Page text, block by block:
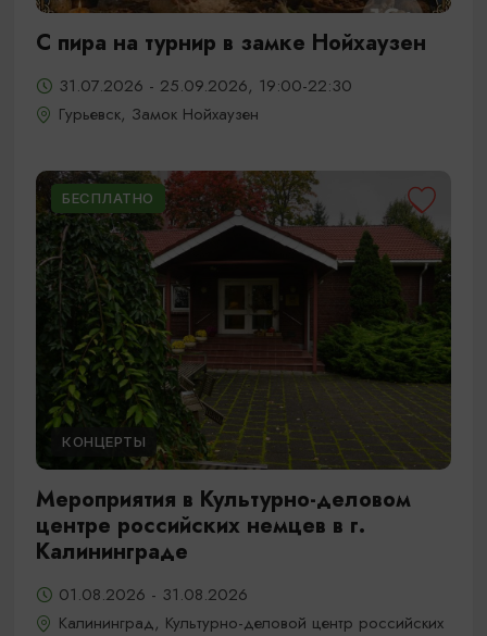
С пира на турнир в замке Нойхаузен
31.07.2026 - 25.09.2026, 19:00-22:30
Гурьевск, Замок Нойхаузен
БЕСПЛАТНО
КОНЦЕРТЫ
Мероприятия в Культурно-деловом
центре российских немцев в г.
Калининграде
01.08.2026 - 31.08.2026
Калининград, Культурно-деловой центр российских